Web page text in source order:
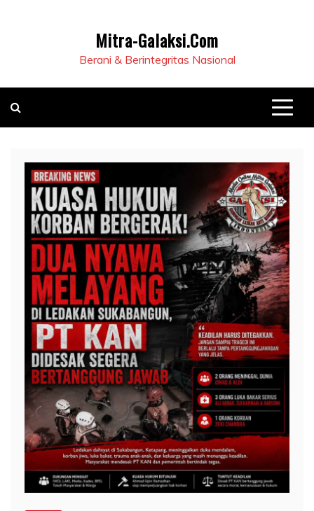
Mitra-Galaksi.Com
Berani & Berintegritas Nasional